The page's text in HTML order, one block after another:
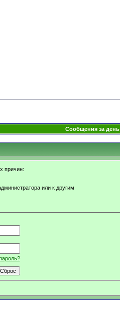
Сообщения за день
причин:
или к другим